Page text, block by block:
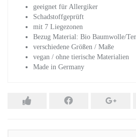
geeignet für Allergiker
Schadstoffgeprüft
mit 7 Liegezonen
Bezug Material: Bio Baumwolle/
verschiedene Größen / Maße
vegan / ohne tierische Materialien
Made in Germany